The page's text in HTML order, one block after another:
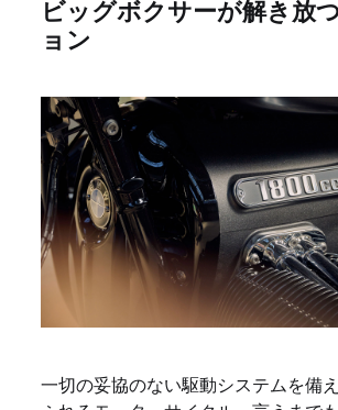
ビッグボクサーが解き放
ョン
一切の妥協のない駆動システムを備